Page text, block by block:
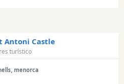
Antoni Castle
turístico
menorca